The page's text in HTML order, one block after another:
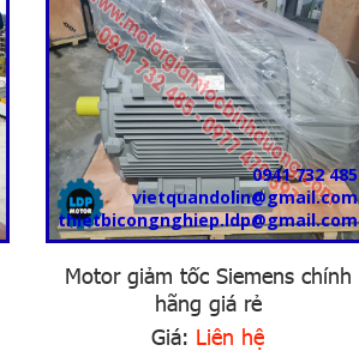
0941 732 485
vietquandolin@gmail.com
thietbicongnghiep.ldp@gmail.com
Motor giảm tốc Siemens chính
hãng giá rẻ
Giá: Liên hệ